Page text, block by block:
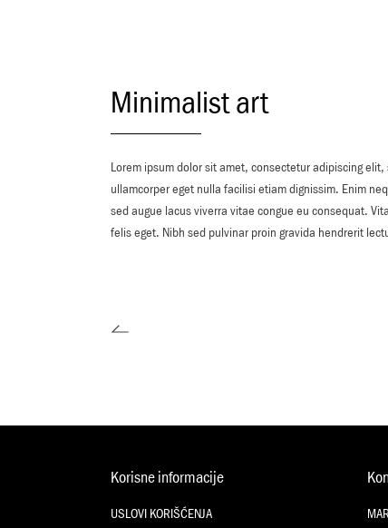
ČETKE I OPREMA
PAKETI
MAGAZINI
Minimalist art
Lorem ipsum dolor sit amet, consectetur adipiscing
ullamcorper eget nulla facilisi etiam dignissim. Enim
sed augue lacus viverra vitae congue eu consequat.
felis eget. Nibh sed pulvinar proin gravida hendrerit
Korisne informacije
USLOVI KORIŠĆENJA